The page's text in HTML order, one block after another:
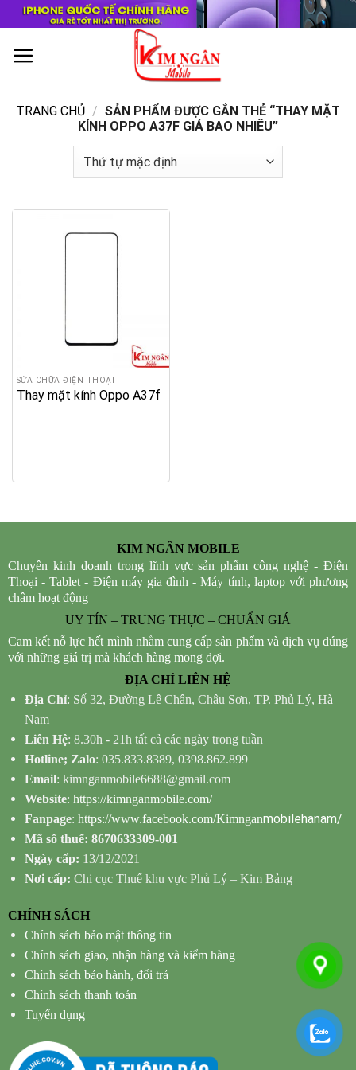
Skip
to
content
TRANG CHỦ / SẢN PHẨM ĐƯỢC GẮN THẺ “THAY MẶT
KÍNH OPPO A37F GIÁ BAO NHIÊU”
SỬA CHỮA ĐIỆN THOẠI
Thay mặt kính Oppo A37f
KIM NGÂN MOBILE
Chuyên kinh doanh trong lĩnh vực sản phẩm công nghệ - Điện
Thoại - Tablet - Điện máy gia đình - Máy tính, laptop với phương
châm hoạt động
UY TÍN – TRUNG THỰC – CHUẨN GIÁ
Cam kết nỗ lực hết mình nhằm cung cấp sản phẩm và dịch vụ đúng
với những giá trị mà khách hàng mong đợi.
ĐỊA CHỈ LIÊN HỆ
Địa Chỉ: Số 32, Đường Lê Chân, Châu Sơn, TP. Phủ Lý, Hà
Nam
Liên Hệ: 8.30h - 21h tất cả các ngày trong tuần
Hotline; Zalo: 035.833.8389, 0398.862.899
Email: kimnganmobile6688@gmail.com
Website: https://kimnganmobile.com/
Fanpage: https://www.facebook.com/Kimnganmobilehanam/
Mã số thuế: 8670633309-001
Ngày cấp: 13/12/2021
Nơi cấp: Chi cục Thuế khu vực Phủ Lý – Kim Bảng
CHÍNH SÁCH
Chính sách bảo mật thông tin
Chính sách giao, nhận hàng và kiểm hàng
Chính sách bảo hành, đổi trả
Chính sách thanh toán
Tuyển dụng